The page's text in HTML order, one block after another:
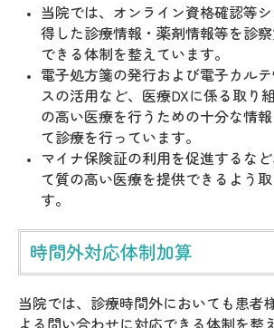
当院では、オンライン資格確認等
得した診療情報・薬剤情報等を診
できる体制を整えています。
電子処方箋の発行および電子カル
スの活用など、医療DXに係る取り
の高い医療を行うための十分な情
て診療を行っています。
マイナ保険証の利用を促進するな
て質の高い医療を提供できるよう
す。
時間外対応体制加算
当院では、診療時間外においても患者